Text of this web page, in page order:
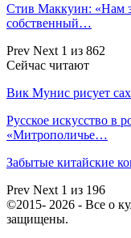
Стив Маккуин: «Нам
собственный…
Prev Next 1 из 862
Сейчас читают
Вик Мунис рисует
Русское искусство в
«Митрополичье…
Забытые китайские
Prev Next 1 из 196
©2015- 2026 - Все о
защищены.